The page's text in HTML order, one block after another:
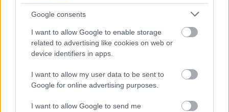
Google consents
I want to allow Google to enable storage
related to advertising like cookies on web or
device identifiers in apps.
I want to allow my user data to be sent to
Google for online advertising purposes.
I want to allow Google to send me
M. Kiss Sándor
Kádár
Lengyel László